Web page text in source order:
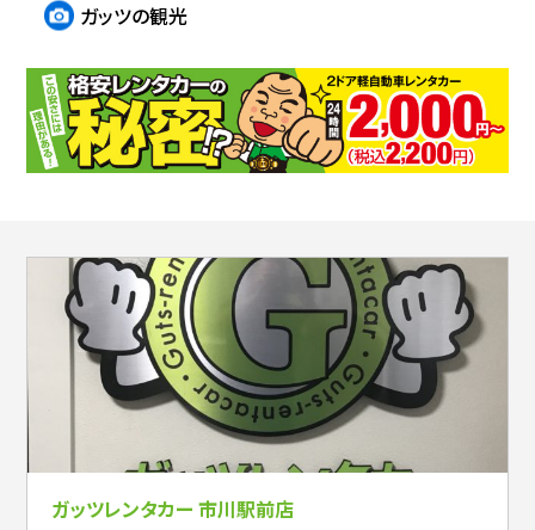
ガッツの観光
ガッツレンタカー 市川駅前店